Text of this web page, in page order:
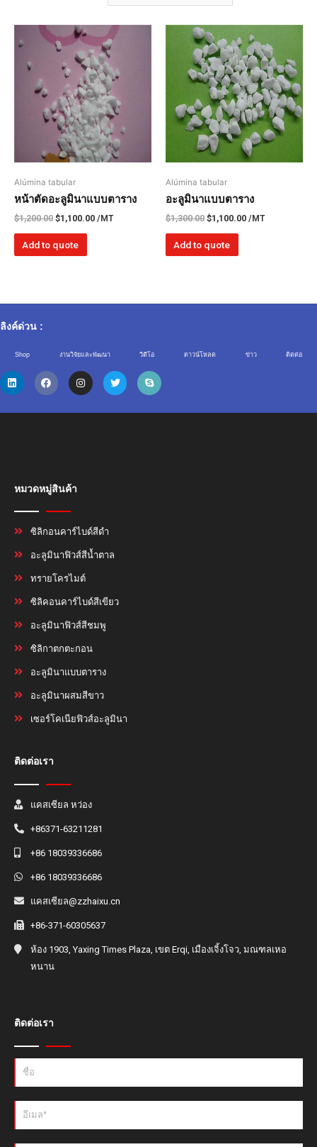
Alúmina tabular
หน้าตัดอะลูมินาแบบตาราง
$1,200.00 $1,100.00 /MT
Add to quote
Alúmina tabular
อะลูมินาแบบตาราง
$1,300.00 $1,100.00 /MT
Add to quote
ลิงค์ด่วน :
Shop งานวิจัยและพัฒนา วีดีโอ ดาวน์โหลด ข่าว ติดต่อ
หมวดหมู่สินค้า
ซิลิกอนคาร์ไบด์สีดำ
อะลูมินาฟิวส์สีน้ำตาล
ทรายโครไมต์
ซิลิคอนคาร์ไบด์สีเขียว
อะลูมินาฟิวส์สีชมพู
ซิลิกาตกตะกอน
อะลูมินาแบบตาราง
อะลูมินาผสมสีขาว
เซอร์โคเนียฟิวส์อะลูมินา
ติดต่อเรา
แคสเซียล หว่อง
+86371-63211281
+86 18039336686
+86 18039336686
แคสเซียล@zzhaixu.cn
+86-371-60305637
ห้อง 1903, Yaxing Times Plaza, เขต Erqi, เมืองเจิ้งโจว, มณฑลเหอ
หนาน
ติดต่อเรา